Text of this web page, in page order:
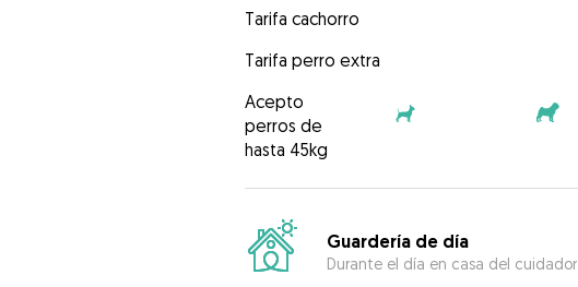
Tarifa cachorro
Tarifa perro extra
Acepto
perros de
hasta 45kg
Guardería de día
Durante el día en casa del cuidador